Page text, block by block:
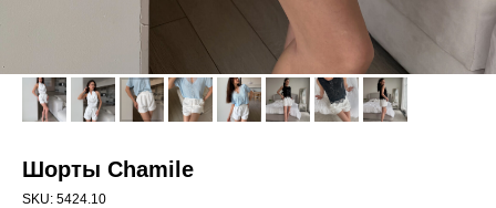
Шорты Chamile
SKU: 5424.10